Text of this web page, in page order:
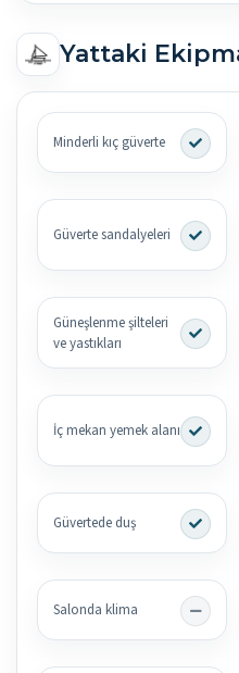
Yattaki
Minderli kıç güverte
Güverte sandalyeleri
Güneşlenme şilteleri
ve yastıkları
İç mekan yemek alanı
Güvertede duş
Salonda klima